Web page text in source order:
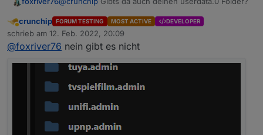
Wenn du unter Benutzerdaten was hoch lädst, sollte
der korrekte Ordner auf dem File System erstellt
werden. Vorausgesetzt du hast jsonl oder file als
Abwesend
crunchip FORUM TESTING MOST ACTIVE DEVELOPER
schrieb am 12. Feb. 2022, 20:09
zuletzt editiert von
@foxriver76 nein gibt es nicht